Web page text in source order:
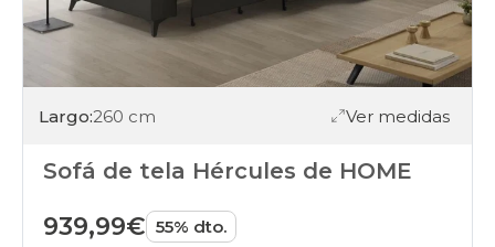
Largo:260 cm Ver medidas
Sofá de tela Hércules de HOME
939,99€ 55% dto.